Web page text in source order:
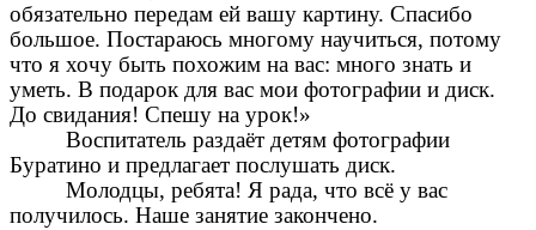
обязательно передам ей вашу картину. Спасибо
большое. Постараюсь многому научиться, потому
что я хочу быть похожим на вас: много знать и
уметь. В подарок для вас мои фотографии и диск.
До свидания! Спешу на урок!»
Воспитатель раздаёт детям фотографии
Буратино и предлагает послушать диск.
Молодцы, ребята! Я рада, что всё у вас
получилось. Наше занятие закончено.